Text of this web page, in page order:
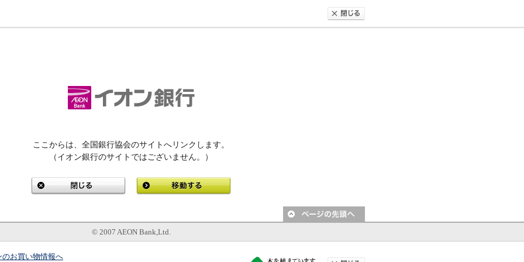
ここからは、全国銀行協会のサイトへリンクします。
（イオン銀行のサイトではございません。）
© 2007 AEON Bank,Ltd.
のお買い物情報へ